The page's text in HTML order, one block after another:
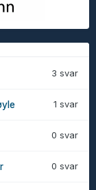
3 svar
1 svar
0 svar
0 svar